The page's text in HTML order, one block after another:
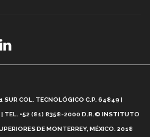
Educativo Tec? (video)
SUR COL. TECNOLÓGICO C.P. 64849 |
| TEL. +52 (81) 8358-2000 D.R.© INSTITUTO
DE MONTERREY, MÉXICO. 2018